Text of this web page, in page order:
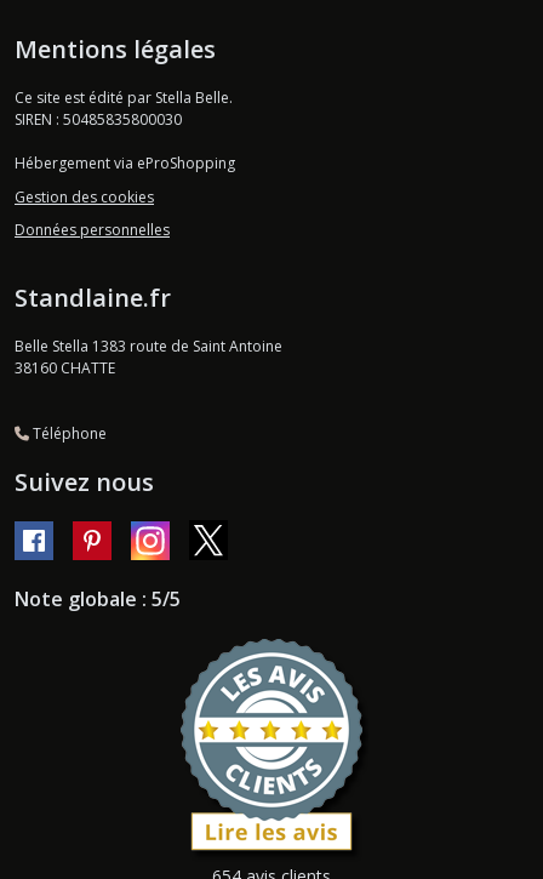
Mentions légales
Ce site est édité par Stella Belle.
SIREN : 50485835800030
Hébergement via eProShopping
Gestion des cookies
Données personnelles
Standlaine.fr
Belle Stella 1383 route de Saint Antoine
38160 CHATTE
Téléphone
Suivez nous
Note globale : 5/5